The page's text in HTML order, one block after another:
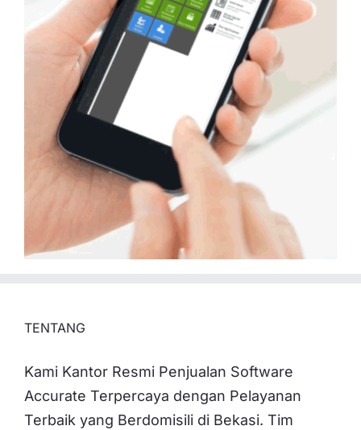
TENTANG
Kami Kantor Resmi Penjualan Software
Accurate Terpercaya dengan Pelayanan
Terbaik yang Berdomisili di Bekasi. Tim